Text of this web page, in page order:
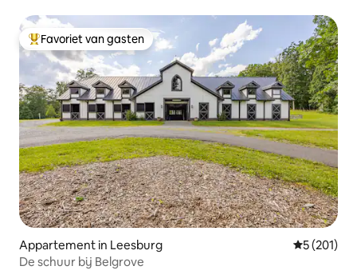
Topfavoriet van gasten
Favoriet van gasten
Appartement in Leesburg
5 (201)
De schuur bij Belgrove